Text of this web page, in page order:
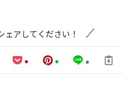
ェアしてください！